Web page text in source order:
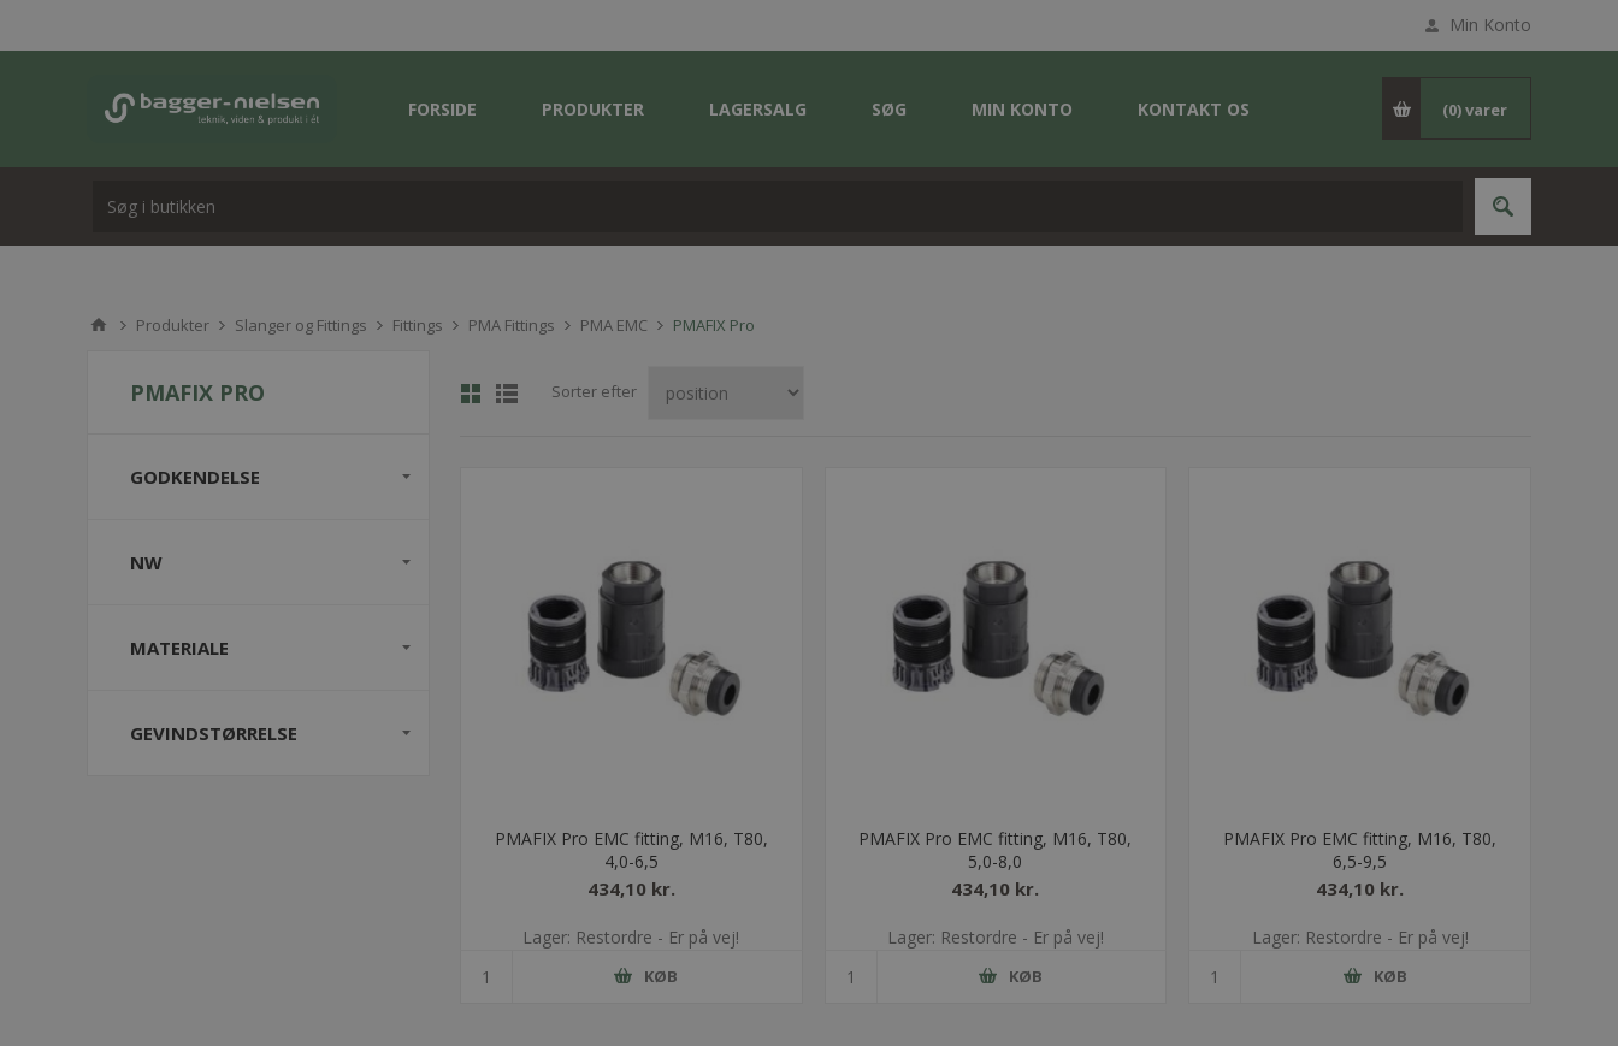
Min Konto
FORSIDE PRODUKTER LAGERSALG SØG MIN KONTO KONTAKT OS (0)varer
Produkter Slanger og Fittings Fittings PMA Fittings PMA EMC PMAFIX Pro
Sorter efter
PMAFIX Pro EMC fitting, M16, T80,
4,0-6,5
434,10 kr.
Lager: Restordre - Er på vej!
KØB
PMAFIX Pro EMC fitting, M16, T80,
5,0-8,0
434,10 kr.
Lager: Restordre - Er på vej!
KØB
PMAFIX Pro EMC fitting, M16, T80,
6,5-9,5
434,10 kr.
Lager: Restordre - Er på vej!
KØB
PMAFIX PRO
GODKENDELSE
NW
MATERIALE
GEVINDSTØRRELSE